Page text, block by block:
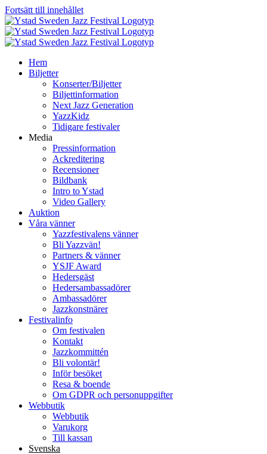
Fortsätt till innehållet
Hem
Biljetter
Konserter/Biljetter
Biljettinformation
Next Jazz Generation
YazzKidz
Tidigare festivaler
Media
Pressinformation
Ackreditering
Recensioner
Bildbank
Intro to Ystad
Video Gallery
Auktion
Våra vänner
Yazzfestivalens vänner
Bli Yazzvän!
Partners & vänner
YSJF Award
Hedersgäst
Hedersambassadörer
Ambassadörer
Jazzkonstnärer
Festivalinfo
Om festivalen
Kontakt
Jazzkommittén
Bli volontär!
Inför besöket
Resa & boende
Om GDPR och personuppgifter
Webbutik
Webbutik
Varukorg
Till kassan
Svenska